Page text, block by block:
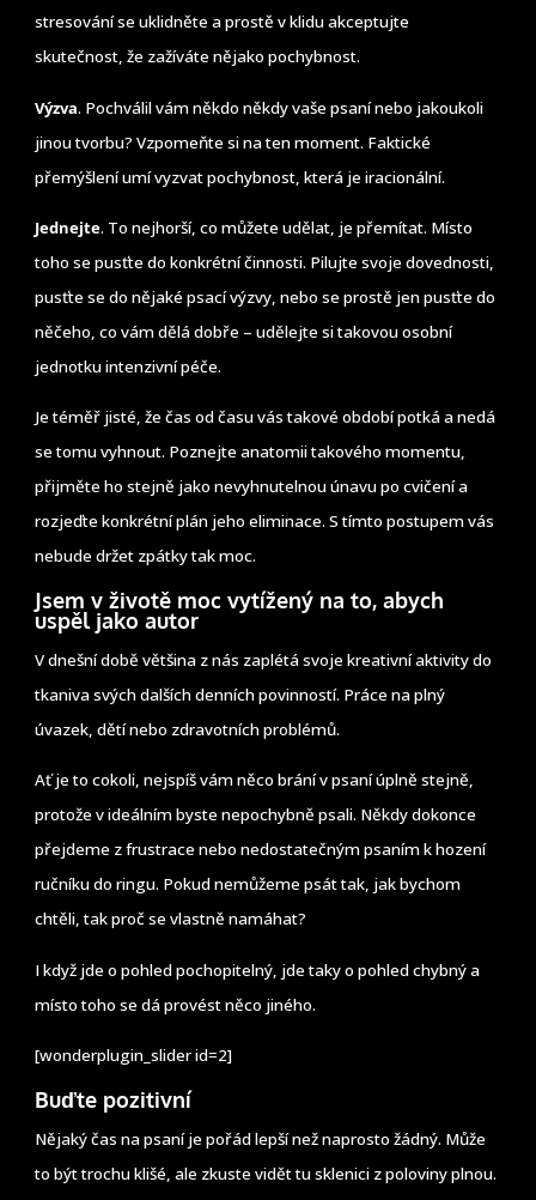
stresování se uklidněte a prostě v klidu akceptujte
skutečnost, že zažíváte nějako pochybnost.
Výzva. Pochválil vám někdo někdy vaše psaní nebo jakoukoli
jinou tvorbu? Vzpomeňte si na ten moment. Faktické
přemýšlení umí vyzvat pochybnost, která je iracionální.
Jednejte. To nejhorší, co můžete udělat, je přemítat. Místo
toho se pusťte do konkrétní činnosti. Pilujte svoje dovednosti,
pusťte se do nějaké psací výzvy, nebo se prostě jen pusťte do
něčeho, co vám dělá dobře – udělejte si takovou osobní
jednotku intenzivní péče.
Je téměř jisté, že čas od času vás takové období potká a nedá
se tomu vyhnout. Poznejte anatomii takového momentu,
přijměte ho stejně jako nevyhnutelnou únavu po cvičení a
rozjeďte konkrétní plán jeho eliminace. S tímto postupem vás
nebude držet zpátky tak moc.
Jsem v životě moc vytížený na to, abych
uspěl jako autor
V dnešní době většina z nás zaplétá svoje kreativní aktivity do
tkaniva svých dalších denních povinností. Práce na plný
úvazek, dětí nebo zdravotních problémů.
Ať je to cokoli, nejspíš vám něco brání v psaní úplně stejně,
protože v ideálním byste nepochybně psali. Někdy dokonce
přejdeme z frustrace nebo nedostatečným psaním k hození
ručníku do ringu. Pokud nemůžeme psát tak, jak bychom
chtěli, tak proč se vlastně namáhat?
I když jde o pohled pochopitelný, jde taky o pohled chybný a
místo toho se dá provést něco jiného.
[wonderplugin_slider id=2]
Buďte pozitivní
Nějaký čas na psaní je pořád lepší než naprosto žádný. Může
to být trochu klišé, ale zkuste vidět tu sklenici z poloviny plnou.